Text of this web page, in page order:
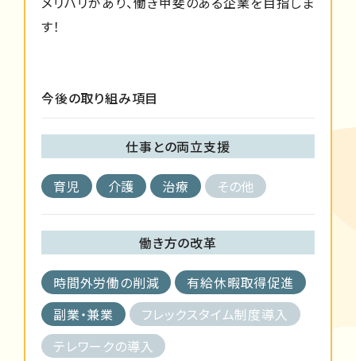
す！
今後の取り組み項目
仕事との両立支援
育児 介護 治療 その他
働き方の改革
時間外労働の削減
有給休暇取得促進
副業・兼業
フレックスタイム制度導入
テレワークの導入